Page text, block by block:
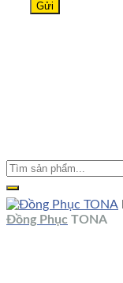
Đồng Phục TONA